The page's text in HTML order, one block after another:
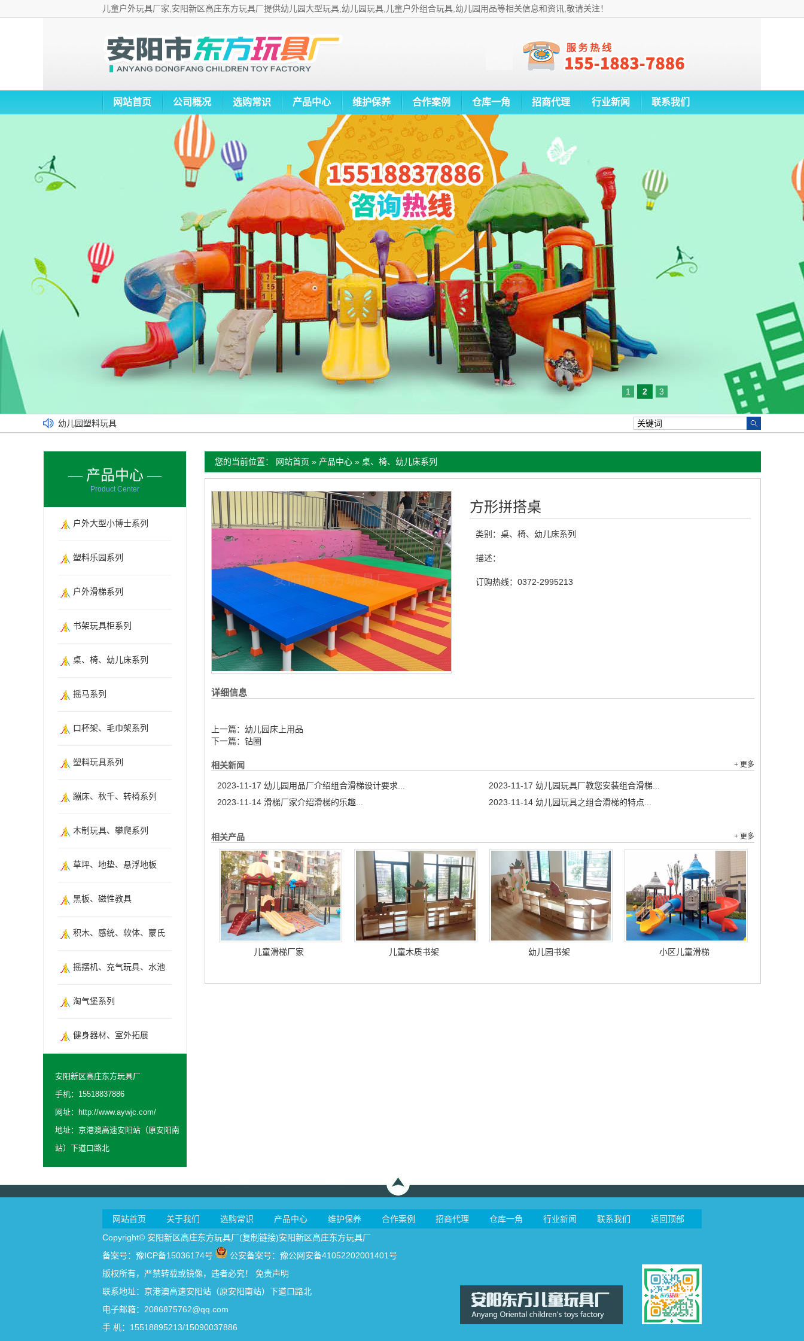
儿童户外玩具厂家,安阳新区高庄东方玩具厂提供幼儿园大型玩具,幼儿园玩具,儿童户外组合玩具,幼儿园用品等相关信息和资讯,敬请关注！
网站首页 公司概况 选购常识 产品中心 维护保养 合作案例 仓库一角 招商代理 行业新闻 联系我们
1 2 3
幼儿园塑料玩具
姚村幼儿园
您的当前位置： 网站首页 » 产品中心 » 桌、椅、幼儿床系列
方形拼搭桌
类别： 桌、椅、幼儿床系列
描述：
订购热线： 0372-2995213
详细信息
上一篇： 幼儿园床上用品
下一篇： 钻圈
相关新闻 + 更多
2023-11-17 幼儿园用品厂介绍组合滑梯设计要求... 2023-11-17 幼儿园玩具厂教您安装组合滑梯...
2023-11-14 滑梯厂家介绍滑梯的乐趣... 2023-11-14 幼儿园玩具之组合滑梯的特点...
相关产品 + 更多
儿童滑梯厂家 儿童木质书架 幼儿园书架 小区儿童滑梯
— 产品中心 —
Product Center
户外大型小博士系列
塑料乐园系列
户外滑梯系列
书架玩具柜系列
桌、椅、幼儿床系列
摇马系列
口杯架、毛巾架系列
塑料玩具系列
蹦床、秋千、转椅系列
木制玩具、攀爬系列
草坪、地垫、悬浮地板
黑板、磁性教具
积木、感统、软体、蒙氏
摇摆机、充气玩具、水池
淘气堡系列
健身器材、室外拓展
安阳新区高庄东方玩具厂
手机：15518837886
网址：
http://www.aywjc.com/
地址：京港澳高速安阳站（原安阳南
站）下道口路北
网站首页 关于我们 选购常识 产品中心 维护保养 合作案例 招商代理 仓库一角 行业新闻 联系我们
返回顶部
Copyright© 安阳新区高庄东方玩具厂(复制链接)安阳新区高庄东方玩具厂
备案号： 豫ICP备15036174号
公安备案号：豫公网安备41052202001401号
版权所有，严禁转载或镜像，违者必究！ 免责声明
联系地址：京港澳高速安阳站（原安阳南站）下道口路北
电子邮箱：2086875762@qq.com
手 机：15518895213/15090037886